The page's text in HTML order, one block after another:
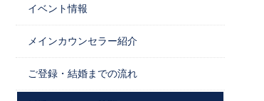
イベント情報
メインカウンセラー紹介
ご登録・結婚までの流れ